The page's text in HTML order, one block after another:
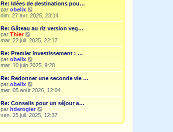
Re: Idées de destinations pou…
par obelix
o
i
r
e
e
r
n
i
r
e
s
s
a
g
e
dim. 27 avr. 2025, 23:14
Re: Gâteau au riz version veg…
par Thier
o
i
r
l
e
r
n
r
m
e
s
mar. 22 juil. 2025, 22:17
Re: Premier investissement : …
par obelix
o
i
r
e
r
n
i
e
mar. 10 juin 2025, 9:28
Re: Redonner une seconde vie …
par obelix
o
i
r
l
e
e
mer. 05 août 2026, 12:04
Re: Conseils pour un séjour a…
par hderogier
o
i
ven. 25 juil. 2025, 12:37